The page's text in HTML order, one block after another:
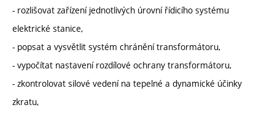
- rozlišovat zařízení jednotlivých úrovní řídicího systému
elektrické stanice,
- popsat a vysvětlit systém chránění transformátoru,
- vypočítat nastavení rozdílové ochrany transformátoru,
- zkontrolovat silové vedení na tepelné a dynamické účinky
zkratu,